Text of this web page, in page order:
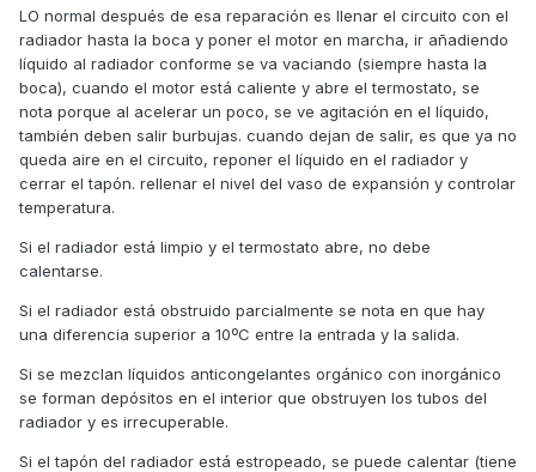
pero en el momento que paras en 10 segundos se sube a
maximo, hemos comprobado el electro termostato del
radiador y salta a los 100 grados más o menos pero en la
moto no salta al no estar a 100 grados el agua. No se que
puede ser el problema. Error de sensor temp bloqué? Hay 2
uno delante y uno detrás del termostato.
LO normal después de esa reparación es llenar el circuito con el
radiador hasta la boca y poner el motor en marcha, ir añadiendo
líquido al radiador conforme se va vaciando (siempre hasta la
boca), cuando el motor está caliente y abre el termostato, se
nota porque al acelerar un poco, se ve agitación en el líquido,
también deben salir burbujas. cuando dejan de salir, es que ya no
queda aire en el circuito, reponer el líquido en el radiador y
cerrar el tapón. rellenar el nivel del vaso de expansión y controlar
temperatura.
Si el radiador está limpio y el termostato abre, no debe
calentarse.
Si el radiador está obstruido parcialmente se nota en que hay
una diferencia superior a 10ºC entre la entrada y la salida.
Si se mezclan líquidos anticongelantes orgánico con inorgánico
se forman depósitos en el interior que obstruyen los tubos del
radiador y es irrecuperable.
Si el tapón del radiador está estropeado, se puede calentar (tiene